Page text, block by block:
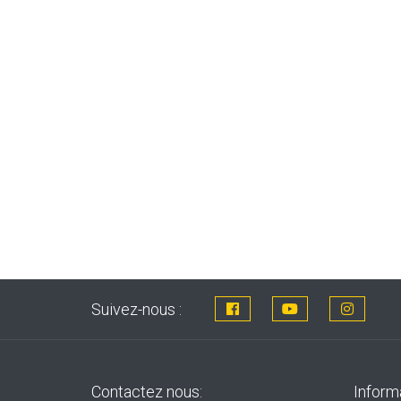
Suivez-nous :
Contactez nous: